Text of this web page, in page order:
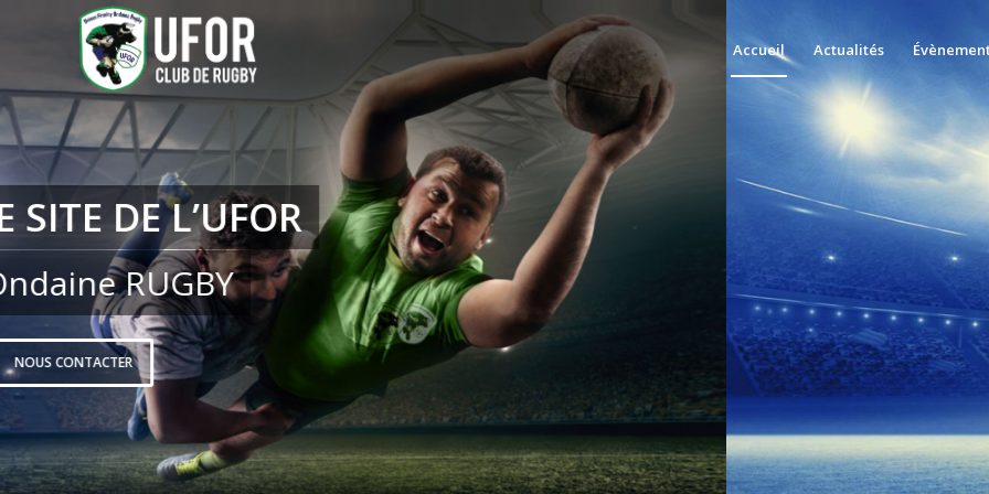
Accueil Actualités
LES SENIORS DE L’UFOR
MONTENT EN RÉGIONALE 2
Après leur victoire contre ROYANS sur le score de 29 à 19, les seniors
garçons de l’UFOR ont gagné leur montée pour la saison prochaine